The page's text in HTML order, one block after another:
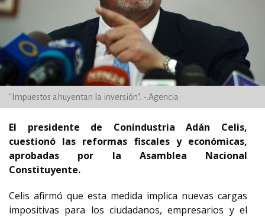
"Impuestos ahuyentan la inversión". -.Agencia
El presidente de Conindustria Adán Celis,
cuestionó las reformas fiscales y económicas,
aprobadas por la Asamblea Nacional
Constituyente.
Celis afirmó que esta medida implica nuevas cargas
impositivas para los ciudadanos, empresarios y el